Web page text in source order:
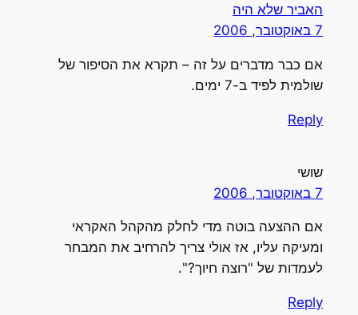
האביר שלא היה
7 באוקטובר, 2006
אם כבר מדברים על זה – תקרא את הסיפור של
שולמית לפיד ב-7 ימים.
Reply
שושי
7 באוקטובר, 2006
אם ההצעה בוטה מדי לחלק מהקהל האקראי
ומעיקה עליו, אז אולי צריך להרחיב את המבחר
לעמדות של "רוצה חיוך?".
Reply